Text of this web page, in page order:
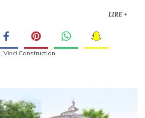
LIRE +
, Vinci Construction